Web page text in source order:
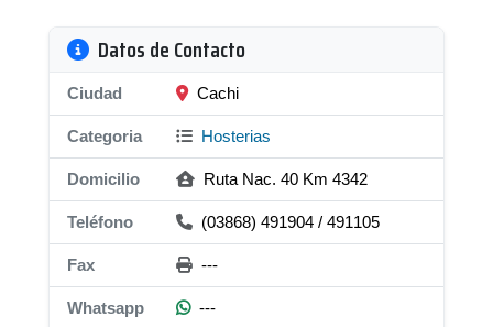
Datos de Contacto
Ciudad Cachi
Categoria Hosterias
Domicilio Ruta Nac. 40 Km 4342
Teléfono (03868) 491904 / 491105
Fax ---
Whatsapp ---